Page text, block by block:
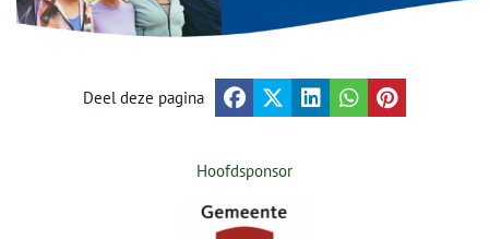
Deel deze pagina
Hoofdsponsor